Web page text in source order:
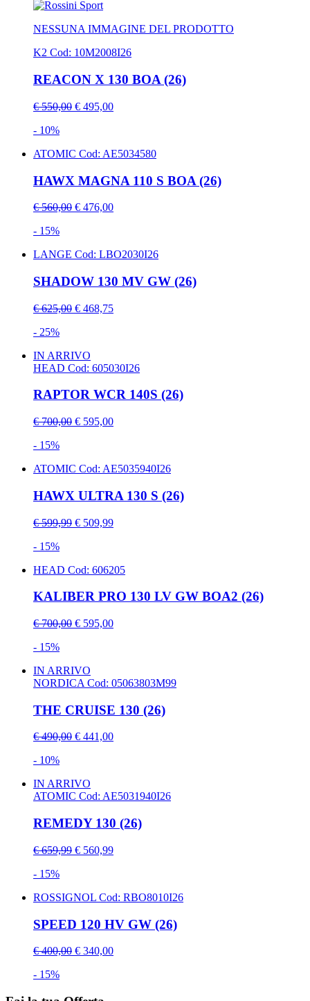
NESSUNA IMMAGINE DEL PRODOTTO
K2 Cod: 10M2008I26
REACON X 130 BOA (26)
€ 550,00 € 495,00
- 10%
ATOMIC Cod: AE5034580
HAWX MAGNA 110 S BOA (26)
€ 560,00 € 476,00
- 15%
LANGE Cod: LBO2030I26
SHADOW 130 MV GW (26)
€ 625,00 € 468,75
- 25%
IN ARRIVO
HEAD Cod: 605030I26
RAPTOR WCR 140S (26)
€ 700,00 € 595,00
- 15%
ATOMIC Cod: AE5035940I26
HAWX ULTRA 130 S (26)
€ 599,99 € 509,99
- 15%
HEAD Cod: 606205
KALIBER PRO 130 LV GW BOA2 (26)
€ 700,00 € 595,00
- 15%
IN ARRIVO
NORDICA Cod: 05063803M99
THE CRUISE 130 (26)
€ 490,00 € 441,00
- 10%
IN ARRIVO
ATOMIC Cod: AE5031940I26
REMEDY 130 (26)
€ 659,99 € 560,99
- 15%
ROSSIGNOL Cod: RBO8010I26
SPEED 120 HV GW (26)
€ 400,00 € 340,00
- 15%